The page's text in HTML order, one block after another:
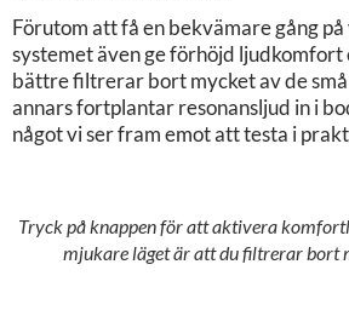
Förutom att få en bekvämare gång
systemet även ge förhöjd
bättre filtrerar bort mycket av de
annars fortplantar resonansljud in i
något vi ser fram emot att testa i
Tryck på knappen för att aktivera
mjukare läget är att du filtrerar bort